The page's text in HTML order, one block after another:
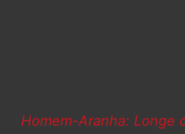
Homem-Aranha: Longe